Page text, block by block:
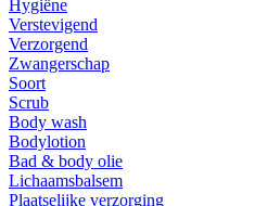
Hygiëne
Verstevigend
Verzorgend
Zwangerschap
Soort
Scrub
Body wash
Bodylotion
Bad & body olie
Lichaamsbalsem
Plaatselijke verzorging